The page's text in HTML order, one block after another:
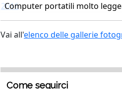
Computer portatili molto
Vai all'elenco delle gallerie
Come seguirci